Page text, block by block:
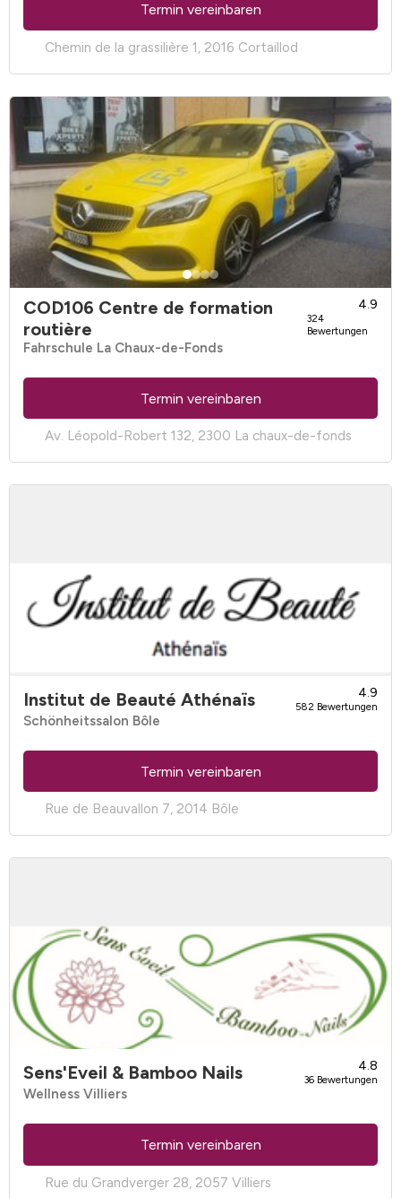
Chemin de la grassilière 1, 2016 Cortaillod
Termin vereinbaren
COD106 Centre de formation
routière
4.9
324
Bewertungen
Fahrschule La Chaux-de-Fonds
Av. Léopold-Robert 132, 2300 La chaux-de-fonds
Termin vereinbaren
Institut de Beauté Athénaïs 4.9
582 Bewertungen
Schönheitssalon Bôle
Rue de Beauvallon 7, 2014 Bôle
Termin vereinbaren
Sens'Eveil & Bamboo Nails 4.8
36 Bewertungen
Wellness Villiers
Rue du Grandverger 28, 2057 Villiers
Termin vereinbaren